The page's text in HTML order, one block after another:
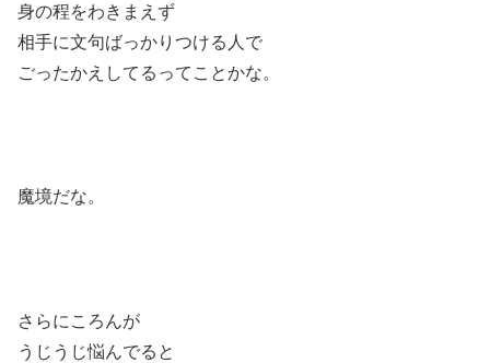
身の程をわきまえず
相手に文句ばっかりつける人で
ごったかえしてるってことかな。
魔境だな。
さらにころんが
うじうじ悩んでると